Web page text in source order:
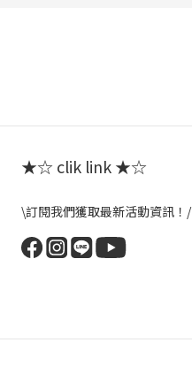
★☆ clik link ★☆
\訂閱我們獲取最新活動資訊！/